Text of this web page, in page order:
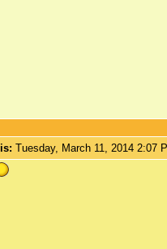
Tuesday, March 11, 2014 2:07